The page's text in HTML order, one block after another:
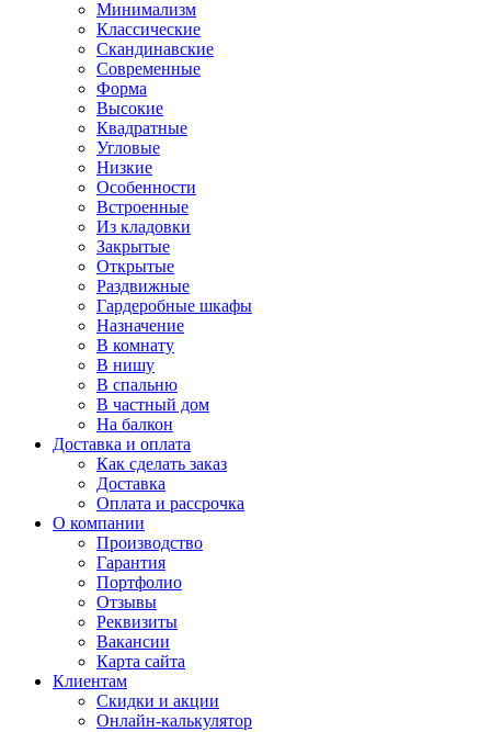
Минимализм
Классические
Скандинавские
Современные
Форма
Высокие
Квадратные
Угловые
Низкие
Особенности
Встроенные
Из кладовки
Закрытые
Открытые
Раздвижные
Гардеробные шкафы
Назначение
В комнату
В нишу
В спальню
В частный дом
На балкон
Доставка и оплата
Как сделать заказ
Доставка
Оплата и рассрочка
О компании
Производство
Гарантия
Портфолио
Отзывы
Реквизиты
Вакансии
Карта сайта
Клиентам
Скидки и акции
Онлайн-калькулятор